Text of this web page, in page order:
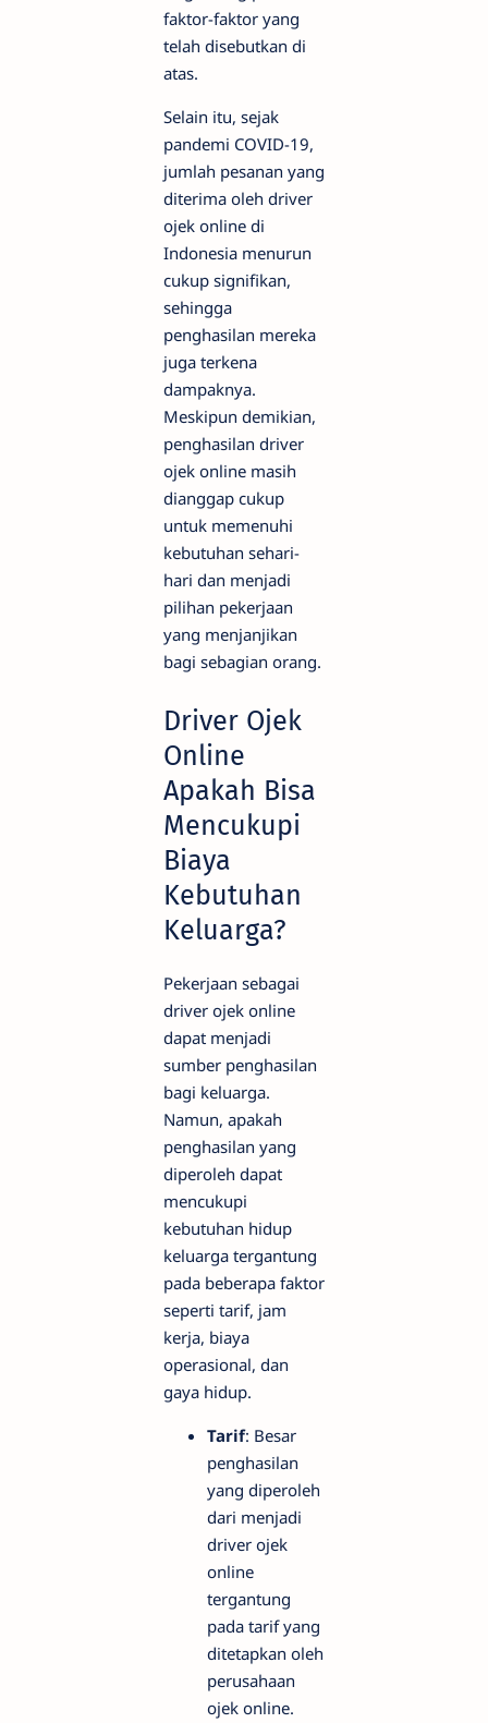
faktor-faktor yang
telah disebutkan di
atas.
Selain itu, sejak
pandemi COVID-19,
jumlah pesanan yang
diterima oleh driver
ojek online di
Indonesia menurun
cukup signifikan,
sehingga
penghasilan mereka
juga terkena
dampaknya.
Meskipun demikian,
penghasilan driver
ojek online masih
dianggap cukup
untuk memenuhi
kebutuhan sehari-
hari dan menjadi
pilihan pekerjaan
yang menjanjikan
bagi sebagian orang.
Driver Ojek
Online
Apakah Bisa
Mencukupi
Biaya
Kebutuhan
Keluarga?
Pekerjaan sebagai
driver ojek online
dapat menjadi
sumber penghasilan
bagi keluarga.
Namun, apakah
penghasilan yang
diperoleh dapat
mencukupi
kebutuhan hidup
keluarga tergantung
pada beberapa faktor
seperti tarif, jam
kerja, biaya
operasional, dan
gaya hidup.
Tarif: Besar
penghasilan
yang diperoleh
dari menjadi
driver ojek
online
tergantung
pada tarif yang
ditetapkan oleh
perusahaan
ojek online.